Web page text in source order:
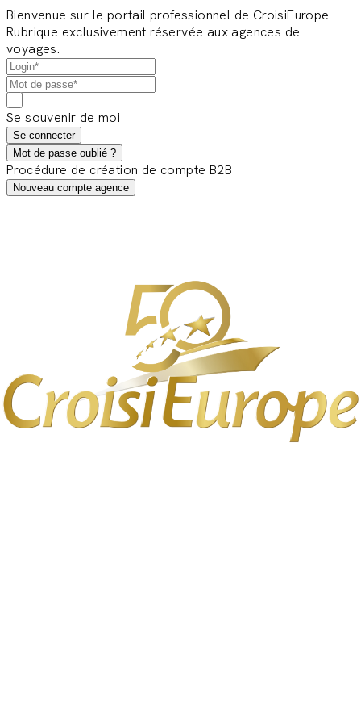
Bienvenue sur le portail professionnel de CroisiEurope
Rubrique exclusivement réservée aux agences de
voyages.
Se souvenir de moi
Se connecter
Mot de passe oublié ?
Procédure de création de compte B2B
Nouveau compte agence